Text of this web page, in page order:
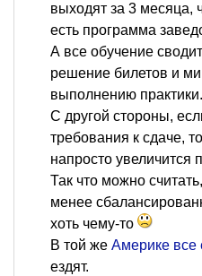
выходят за 3 месяца,
есть программа
А все обучение
решение билетов и
выполнению практики.
С другой стороны,
требования к сдаче,
напросто увеличится
Так что можно
менее
хоть чему-то
В той же Америке
ездят.